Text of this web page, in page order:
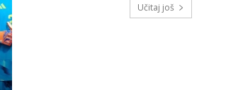
Učitaj još